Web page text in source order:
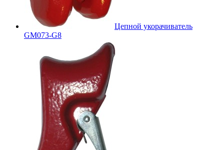
Цепной укорачиватель
GM073-G8